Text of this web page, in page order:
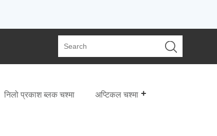
निलो प्रकाश ब्लक चश्मा अप्टिकल चश्मा